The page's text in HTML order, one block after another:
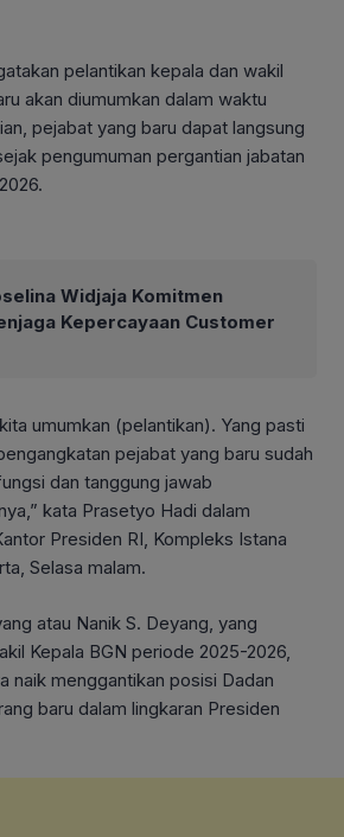
pelantikan kepala dan wakil
akan diumumkan dalam waktu
pejabat yang baru dapat langsung
pengumuman pergantian jabatan
Widjaja Komitmen
Kepercayaan Customer
umumkan (pelantikan). Yang pasti
pejabat yang baru sudah
dan tanggung jawab
kata Prasetyo Hadi dalam
Presiden RI, Kompleks Istana
Selasa malam.
atau Nanik S. Deyang, yang
Kepala BGN periode 2025-2026,
naik menggantikan posisi Dadan
baru dalam lingkaran Presiden